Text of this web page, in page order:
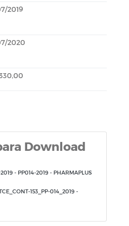
2019
2020
Download
- PP014-2019 - PHARMAPLUS
153_PP-014_2019 -